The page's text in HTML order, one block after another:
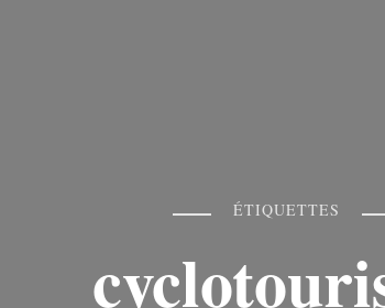
ÉTIQUETTES